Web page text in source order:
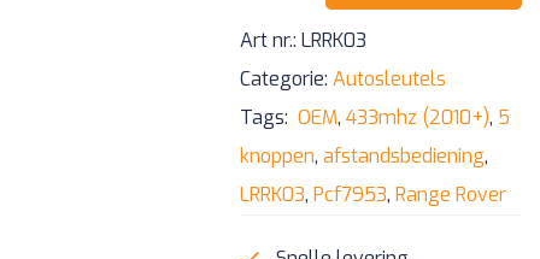
knoppen
Pcf7953
433mhz
aantal
Art nr.: LRRK03
Categorie: Autosleutels
Tags: OEM, 433mhz (2010+), 5
knoppen, afstandsbediening,
LRRK03, Pcf7953, Range Rover